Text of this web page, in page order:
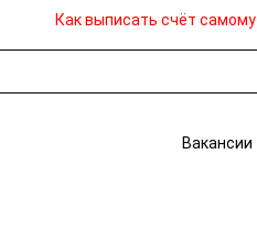
Как выписать счёт самому
Вакансии